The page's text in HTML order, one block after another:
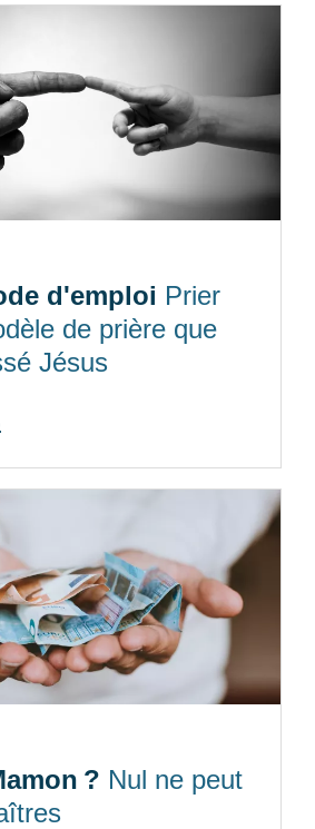
d'emploi Prier
de prière que
Jésus
? Nul ne peut